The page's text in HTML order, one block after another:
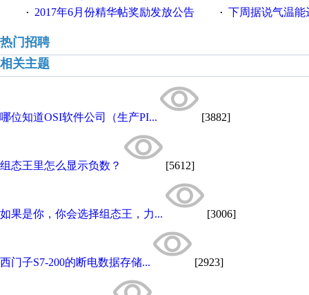
· 2017年6月份精华帖奖励发放公告 · 下周据说气温能
热门招聘
相关主题
哪位知道OSI软件公司（生产PI... [3882]
组态王里怎么显示负数？ [5612]
如果是你，你会选择组态王，力... [3006]
西门子S7-200的断电数据存储... [2923]